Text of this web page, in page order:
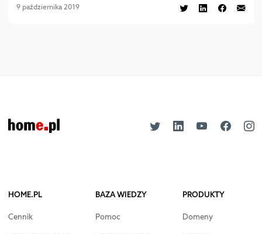
9 października 2019
HOME.PL
Cennik
BAZA WIEDZY
Pomoc
PRODUKTY
Domeny